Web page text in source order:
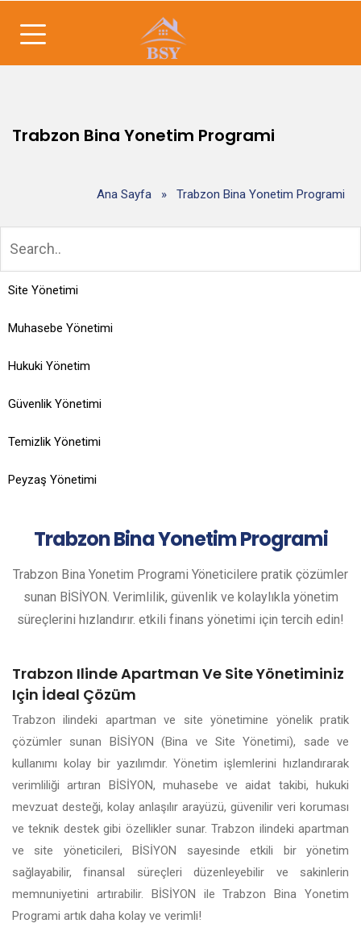
Trabzon Bina Yonetim Programi
Ana Sayfa » Trabzon Bina Yonetim Programi
Site Yönetimi
Muhasebe Yönetimi
Hukuki Yönetim
Güvenlik Yönetimi
Temizlik Yönetimi
Peyzaş Yönetimi
TrabzonBina Yonetim Programi
Trabzon Bina Yonetim Programi Yöneticilere pratik çözümler
sunan BİSİYON. Verimlilik, güvenlik ve kolaylıkla yönetim
süreçlerini hızlandırır. etkili finans yönetimi için tercih edin!
Trabzon Ilinde Apartman Ve Site Yönetiminiz
Için İdeal Çözüm
Trabzon ilindeki apartman ve site yönetimine yönelik pratik
çözümler sunan BİSİYON (Bina ve Site Yönetimi), sade ve
kullanımı kolay bir yazılımdır. Yönetim işlemlerini hızlandırarak
verimliliği artıran BİSİYON, muhasebe ve aidat takibi, hukuki
mevzuat desteği, kolay anlaşılır arayüzü, güvenilir veri koruması
ve teknik destek gibi özellikler sunar. Trabzon ilindeki apartman
ve site yöneticileri, BİSİYON sayesinde etkili bir yönetim
sağlayabilir, finansal süreçleri düzenleyebilir ve sakinlerin
memnuniyetini artırabilir. BİSİYON ile Trabzon Bina Yonetim
Programi artık daha kolay ve verimli!